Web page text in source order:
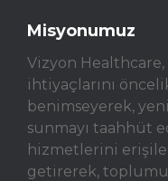
Misyonumuz
Vizyon
ihtiyaçlarını
benimseyerek,
sunmayı taahhüt
hizmetlerini
getirerek, toplumu